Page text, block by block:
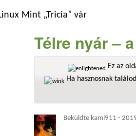
Mint „Tricia” vár
Télre nyár –
Ez az
Ha hasznosnak
Beküldte kami911 -